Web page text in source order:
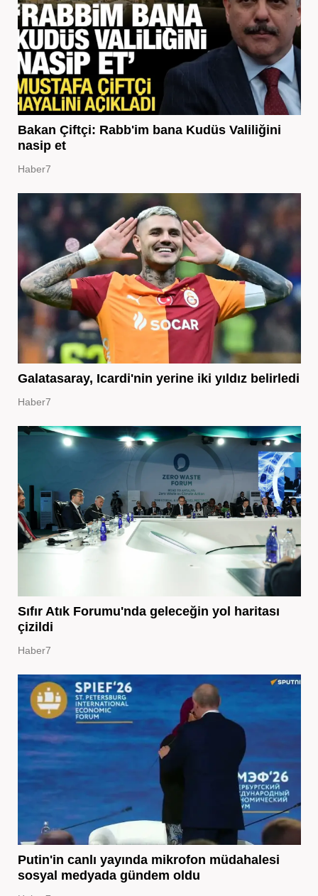
Bakan Çiftçi: Rabb'im bana Kudüs Valiliğini
nasip et
Haber7
Galatasaray, Icardi'nin yerine iki yıldız belirledi
Haber7
Sıfır Atık Forumu'nda geleceğin yol haritası
çizildi
Haber7
Putin'in canlı yayında mikrofon müdahalesi
sosyal medyada gündem oldu